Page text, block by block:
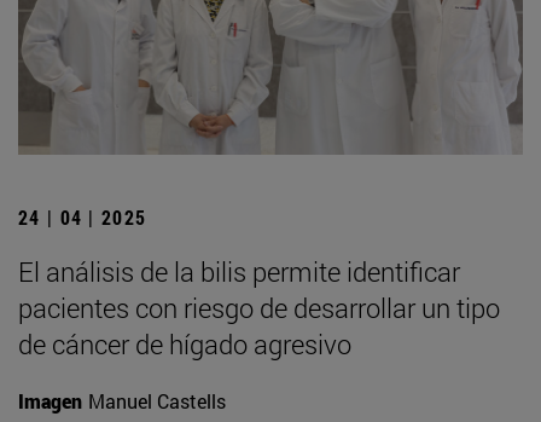
24 | 04 | 2025
El análisis de la bilis permite identificar
pacientes con riesgo de desarrollar un tipo
de cáncer de hígado agresivo
Imagen Manuel Castells